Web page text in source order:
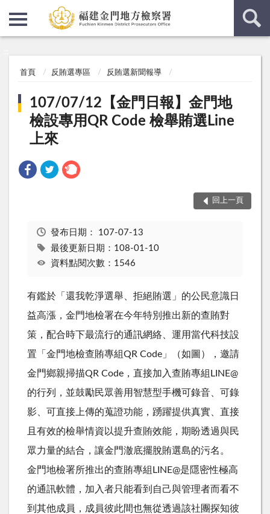
首頁 反賄選專區 反賄選新聞報導
107/07/12【金門日報】金門地
檢設專用QR Code 檢舉賄選Line
上來
回上一頁
發布日期： 107-07-13
最後更新日期：108-01-10
資料點閱次數：1546
有鑑於「還我乾淨選舉、拒絕賄選」的公民意識日
益高漲，金門地檢署在今年特別推出新的查賄對
策，配合時下最流行的通訊網絡、運用當代科技設
置「金門地檢查賄專組QR Code」（如圖），邀請
金門鄉親掃描QR Code，直接加入查賄專組LINE@
的行列，並鼓勵民眾善用智慧型手機可錄音、可錄
影、可直接上傳的蒐證功能，踴躍提供真實、直接
且有效的檢舉情資以提升查賄效能，期盼透過與民
眾力量的結合，讓金門澈底擺脫賄選島的污名。
金門地檢署所推出的查賄專組LINE@是隱密性極高
的通訊軟體，加入者只能看到自己與管理者而看不
到其他成員，成員彼此間也無從透過該社團探知彼